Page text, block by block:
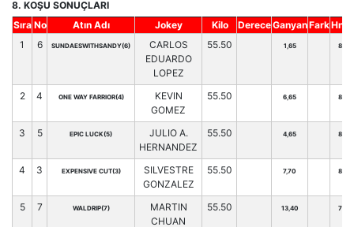
8. KOŞU SONUÇLARI
Sıra No Atın Adı Jokey Kilo DereceGanyanFarkHnd.
1
6 SUNDAESWITHSANDY(6)
CARLOS
EDUARDO
LOPEZ
55.50 1,65 81
2 4 ONE WAY FARRIOR(4)
KEVIN
GOMEZ
55.50 6,65 81
3 5 EPIC LUCK(5)
JULIO A.
HERNANDEZ
55.50 4,65 88
4 3 EXPENSIVE CUT(3)
SILVESTRE
GONZALEZ
55.50 7,70 81
5 7 WALDRIP(7)
MARTIN
CHUAN
55.50 13,40 77